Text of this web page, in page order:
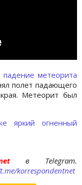
метеорита
полет падающего
Метеорит был
яркий огненный
в Telegram.
korrespondentnet